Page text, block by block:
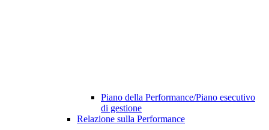
Piano della Performance/Piano esecutivo
di gestione
Relazione sulla Performance